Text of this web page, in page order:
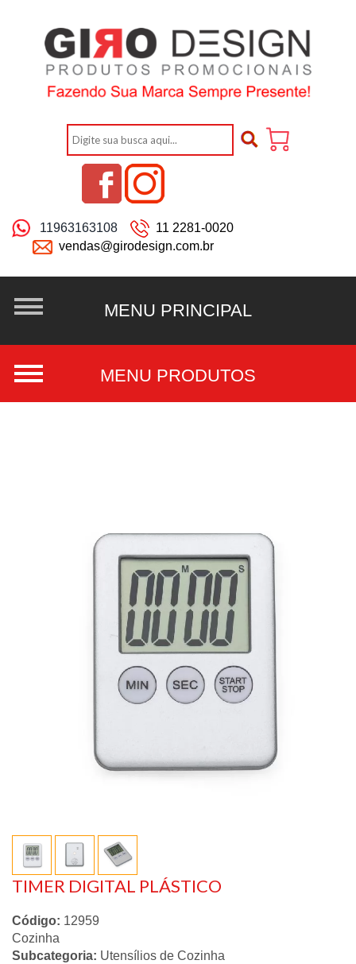
11963163108
11 2281-0020
vendas@girodesign.com.br
TIMER DIGITAL PLÁSTICO
Código: 12959
Cozinha
Subcategoria: Utensílios de Cozinha